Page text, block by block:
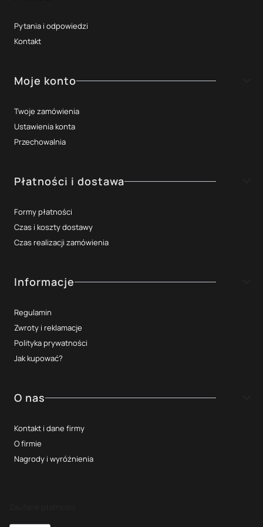
Pytania i odpowiedzi
Kontakt
Moje konto
Twoje zamówienia
Ustawienia konta
Przechowalnia
Płatności i dostawa
Formy płatności
Czas i koszty dostawy
Czas realizacji zamówienia
Informacje
Regulamin
Zwroty i reklamacje
Polityka prywatności
Jak kupować?
O nas
Kontakt i dane firmy
O firmie
Nagrody i wyróżnienia